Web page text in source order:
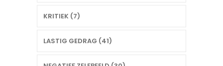
KRITIEK (7)
LASTIG GEDRAG (41)